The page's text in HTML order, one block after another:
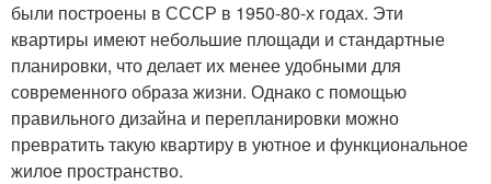
были построены в СССР в 1950-80-х годах. Эти
квартиры имеют небольшие площади и стандартные
планировки, что делает их менее удобными для
современного образа жизни. Однако с помощью
правильного дизайна и перепланировки можно
превратить такую квартиру в уютное и функциональное
жилое пространство.